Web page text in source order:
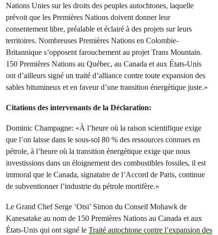
Nations Unies sur les droits des peuples autochtones, laquelle
prévoit que les Premières Nations doivent donner leur
consentement libre, préalable et éclairé à des projets sur leurs
territoires. Nombreuses Premières Nations en Colombie-
Britannique s’opposent farouchement au projet Trans Mountain.
150 Premières Nations au Québec, au Canada et aux États-Unis
ont d’ailleurs signé un traité d’alliance contre toute expansion des
sables bitumineux et en faveur d’une transition énergétique juste.»
Citations des intervenants de la Déclaration:
Dominic Champagne: «À l’heure où la raison scientifique exige
que l’on laisse dans le sous-sol 80 % des ressources connues en
pétrole, à l’heure où la transition énergétique exige que nous
investissions dans un éloignement des combustibles fossiles, il est
immoral que le Canada, signataire de l’Accord de Paris, continue
de subventionner l’industrie du pétrole mortifère.»
Le Grand Chef Serge ‘Otsi’ Simon du Conseil Mohawk de
Kanesatake au nom de 150 Premières Nations au Canada et aux
États-Unis qui ont signé le Traité autochtone contre l’expansion des